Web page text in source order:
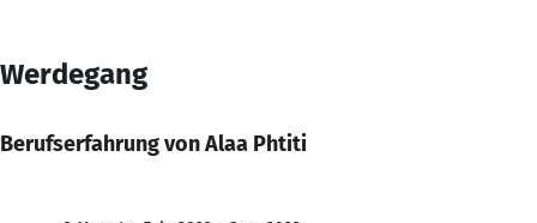
Werdegang
Berufserfahrung von Alaa Phtiti